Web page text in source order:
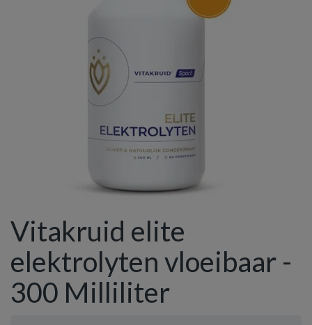
Vitakruid elite
elektrolyten vloeibaar -
300 Milliliter